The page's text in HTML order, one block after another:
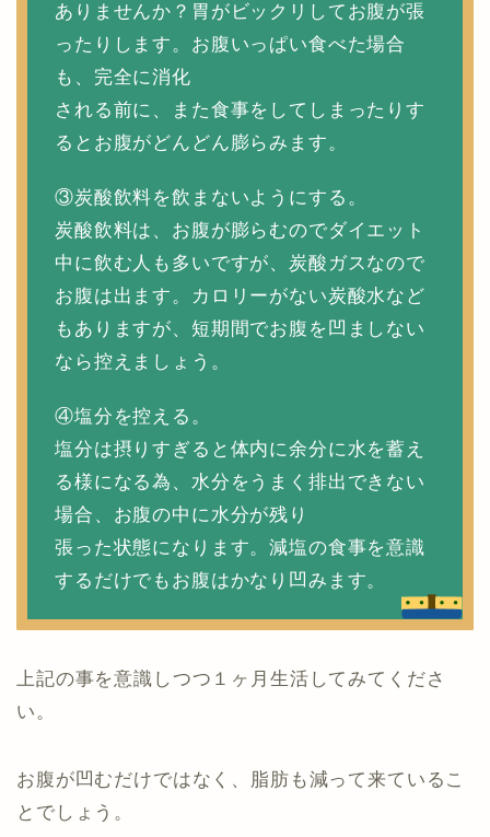
ありませんか？胃がビックリしてお腹が張
ったりします。お腹いっぱい食べた場合
も、完全に消化
される前に、また食事をしてしまったりす
るとお腹がどんどん膨らみます。
③炭酸飲料を飲まないようにする。
炭酸飲料は、お腹が膨らむのでダイエット
中に飲む人も多いですが、炭酸ガスなので
お腹は出ます。カロリーがない炭酸水など
もありますが、短期間でお腹を凹ましない
なら控えましょう。
④塩分を控える。
塩分は摂りすぎると体内に余分に水を蓄え
る様になる為、水分をうまく排出できない
場合、お腹の中に水分が残り
張った状態になります。減塩の食事を意識
するだけでもお腹はかなり凹みます。
上記の事を意識しつつ１ヶ月生活してみてくださ
い。
お腹が凹むだけではなく、脂肪も減って来ているこ
とでしょう。